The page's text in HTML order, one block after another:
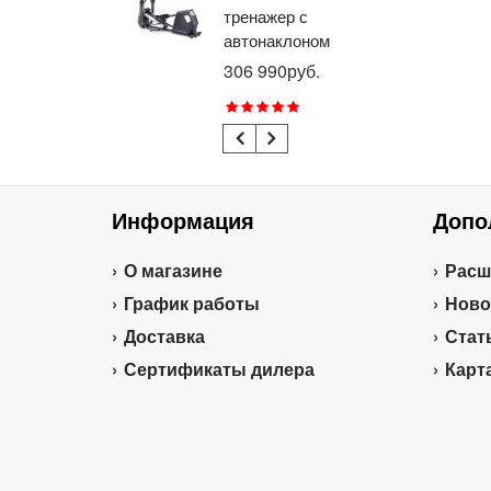
тренажер с
автонаклоном
профессиональный
BRONZE GYM
E1000M PRO
TURBO (new)
306 990руб.
Информация
О магазине
График работы
Доставка
Сертификаты дилера